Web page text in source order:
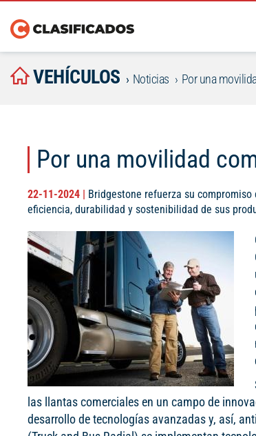
VEHÍCULOS Noticias Por una
Por una movilidad
22-11-2024 | Bridgestone refuerza su
eficiencia, durabilidad y sostenibilidad de sus
las llantas comerciales en un campo de
desarrollo de tecnologías avanzadas y, así,